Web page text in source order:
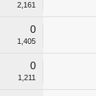
2,161
0
1,405
0
1,211